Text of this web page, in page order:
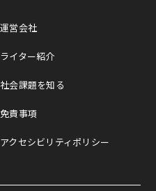
運営会社
ライター紹介
社会課題を知る
免責事項
アクセシビリティポリシー